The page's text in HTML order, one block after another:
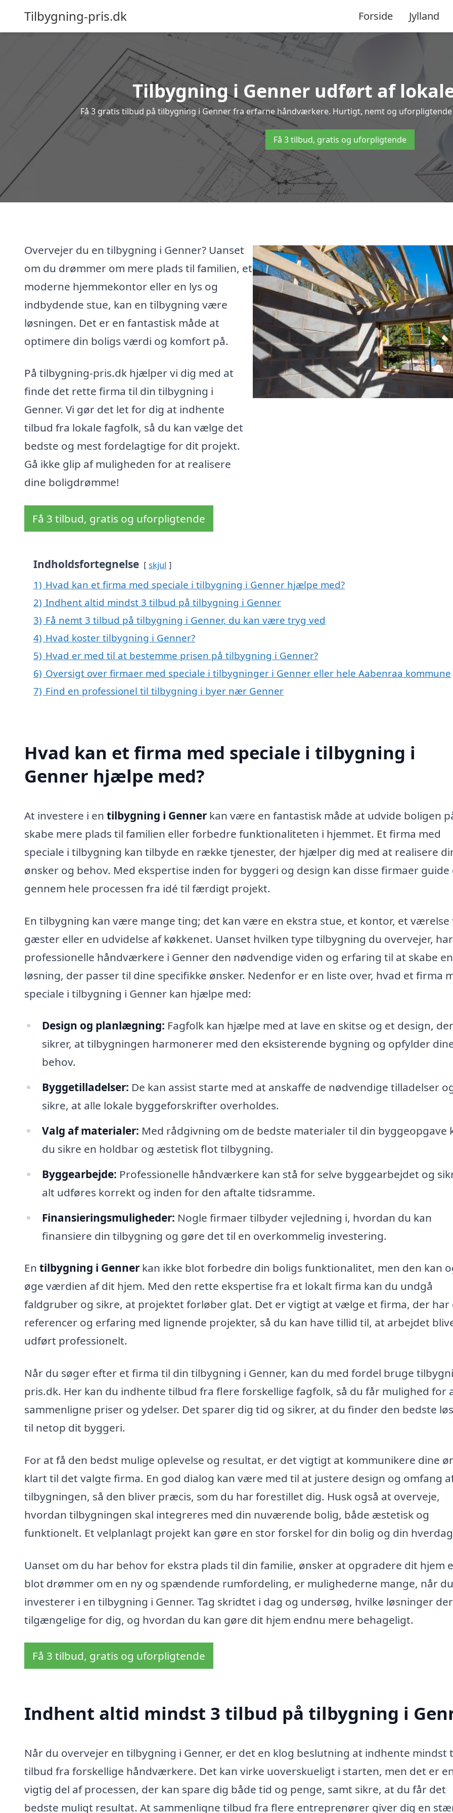
Tilbygning-pris.dk Forside Jylland
Tilbygning i Genner udført af
Få 3 gratis tilbud på tilbygning i Genner fra erfarne håndværkere. Hurtigt, nemt og
Få 3 tilbud, gratis og uforpligtende
Overvejer du en tilbygning i Genner? Uanset
om du drømmer om mere plads til familien, et
moderne hjemmekontor eller en lys og
indbydende stue, kan en tilbygning være
løsningen. Det er en fantastisk måde at
optimere din boligs værdi og komfort på.
På tilbygning-pris.dk hjælper vi dig med at
finde det rette firma til din tilbygning i
Genner. Vi gør det let for dig at indhente
tilbud fra lokale fagfolk, så du kan vælge det
bedste og mest fordelagtige for dit projekt.
Gå ikke glip af muligheden for at realisere
dine boligdrømme!
Få 3 tilbud, gratis og uforpligtende
Indholdsfortegnelse skjul
1) Hvad kan et firma med speciale i tilbygning i Genner hjælpe med?
2) Indhent altid mindst 3 tilbud på tilbygning i Genner
3) Få nemt 3 tilbud på tilbygning i Genner, du kan være tryg ved
4) Hvad koster tilbygning i Genner?
5) Hvad er med til at bestemme prisen på tilbygning i Genner?
6) Oversigt over firmaer med speciale i tilbygninger i Genner eller hele Aabenraa kommune
7) Find en professionel til tilbygning i byer nær Genner
Hvad kan et firma med speciale i tilbygning i
Genner hjælpe med?
At investere i en tilbygning i Genner kan være en fantastisk måde at udvide boligen
skabe mere plads til familien eller forbedre funktionaliteten i hjemmet. Et firma med
speciale i tilbygning kan tilbyde en række tjenester, der hjælper dig med at realisere
ønsker og behov. Med ekspertise inden for byggeri og design kan disse firmaer guide
gennem hele processen fra idé til færdigt projekt.
En tilbygning kan være mange ting; det kan være en ekstra stue, et kontor, et værelse
gæster eller en udvidelse af køkkenet. Uanset hvilken type tilbygning du overvejer, har
professionelle håndværkere i Genner den nødvendige viden og erfaring til at skabe en
løsning, der passer til dine specifikke ønsker. Nedenfor er en liste over, hvad et firma
speciale i tilbygning i Genner kan hjælpe med:
Design og planlægning: Fagfolk kan hjælpe med at lave en skitse og et design, der
sikrer, at tilbygningen harmonerer med den eksisterende bygning og opfylder
behov.
Byggetilladelser: De kan assist starte med at anskaffe de nødvendige tilladelser
sikre, at alle lokale byggeforskrifter overholdes.
Valg af materialer: Med rådgivning om de bedste materialer til din byggeopgave
du sikre en holdbar og æstetisk flot tilbygning.
Byggearbejde: Professionelle håndværkere kan stå for selve byggearbejdet og
alt udføres korrekt og inden for den aftalte tidsramme.
Finansieringsmuligheder: Nogle firmaer tilbyder vejledning i, hvordan du kan
finansiere din tilbygning og gøre det til en overkommelig investering.
En tilbygning i Genner kan ikke blot forbedre din boligs funktionalitet, men den kan
øge værdien af dit hjem. Med den rette ekspertise fra et lokalt firma kan du undgå
faldgruber og sikre, at projektet forløber glat. Det er vigtigt at vælge et firma, der har
referencer og erfaring med lignende projekter, så du kan have tillid til, at arbejdet
udført professionelt.
Når du søger efter et firma til din tilbygning i Genner, kan du med fordel bruge
pris.dk. Her kan du indhente tilbud fra flere forskellige fagfolk, så du får mulighed for
sammenligne priser og ydelser. Det sparer dig tid og sikrer, at du finder den bedste
til netop dit byggeri.
For at få den bedst mulige oplevelse og resultat, er det vigtigt at kommunikere dine
klart til det valgte firma. En god dialog kan være med til at justere design og omfang
tilbygningen, så den bliver præcis, som du har forestillet dig. Husk også at overveje,
hvordan tilbygningen skal integreres med din nuværende bolig, både æstetisk og
funktionelt. Et velplanlagt projekt kan gøre en stor forskel for din bolig og din
Uanset om du har behov for ekstra plads til din familie, ønsker at opgradere dit hjem
blot drømmer om en ny og spændende rumfordeling, er mulighederne mange, når du
investerer i en tilbygning i Genner. Tag skridtet i dag og undersøg, hvilke løsninger
tilgængelige for dig, og hvordan du kan gøre dit hjem endnu mere behageligt.
Få 3 tilbud, gratis og uforpligtende
Indhent altid mindst 3 tilbud på tilbygning i
Når du overvejer en tilbygning i Genner, er det en klog beslutning at indhente mindst
tilbud fra forskellige håndværkere. Det kan virke uoverskueligt i starten, men det er
vigtig del af processen, der kan spare dig både tid og penge, samt sikre, at du får det
bedste muligt resultat. At sammenligne tilbud fra flere entreprenører giver dig en